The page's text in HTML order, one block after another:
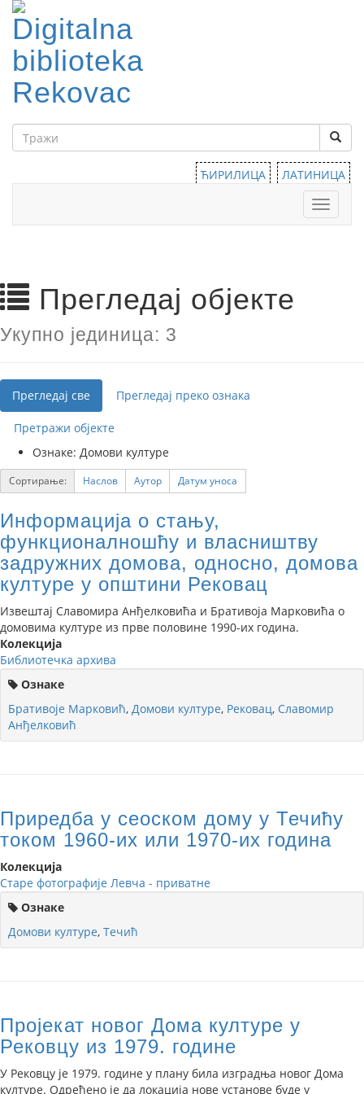
ЋИРИЛИЦА
ЛАТИНИЦА
Тоггле
Прегледај објекте
Укупно јединица: 3
Прегледај све Прегледај преко ознака
Претражи објекте
Ознаке: Домови културе
Сортирање: Наслов Аутор Датум уноса
Информација о стању,
функционалношћу и власништву
задружних домова, односно, домова
културе у општини Рековац
Извештај Славомира Анђелковића и Бративоја Марковића о
домовима културе из прве половине 1990-их година.
Колекција
Библиотечка архива
Ознаке
Бративоје Марковић, Домови културе, Рековац, Славомир
Анђелковић
Приредба у сеоском дому у Течићу
током 1960-их или 1970-их година
Колекција
Старе фотографије Левча - приватне
Ознаке
Домови културе, Течић
Пројекат новог Дома културе у
Рековцу из 1979. године
У Рековцу је 1979. године у плану била изградња новог Дома
културе. Одређено је да локација нове установе буде у